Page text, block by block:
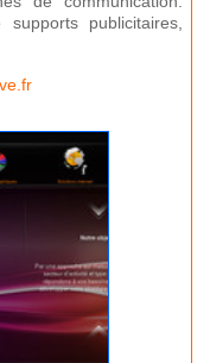
publicitaires,